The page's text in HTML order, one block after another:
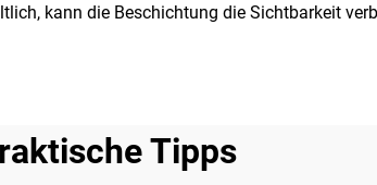
kann die Beschichtung die Sichtbarkeit
Tipps